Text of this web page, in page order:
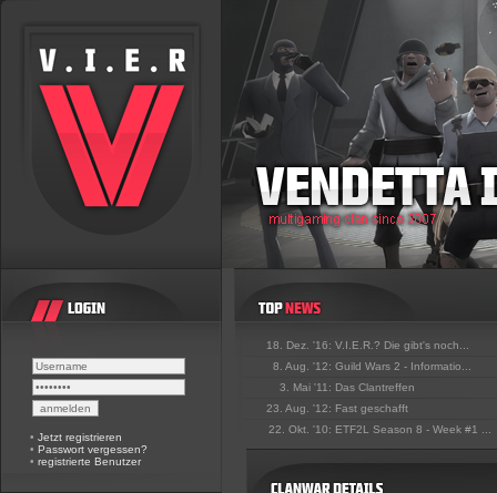
• Jetzt registrieren
• Passwort vergessen?
• registrierte Benutzer
18. Dez. '16: V.I.E.R.? Die gibt's noch...
8. Aug. '12: Guild Wars 2 - Informatio...
3. Mai '11: Das Clantreffen
23. Aug. '12: Fast geschafft
22. Okt. '10: ETF2L Season 8 - Week #1 ...